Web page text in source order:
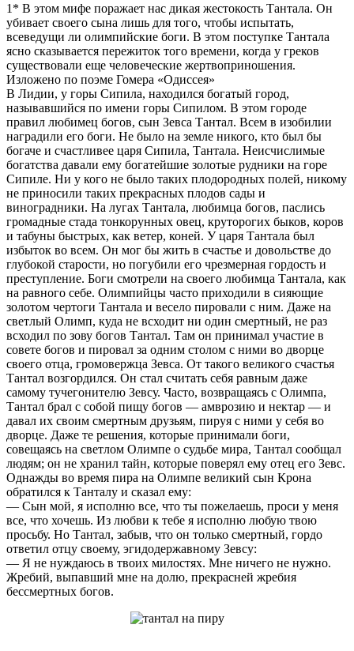
1* В этом мифе поражает нас дикая жестокость Тантала. Он
убивает своего сына лишь для того, чтобы испытать,
всеведущи ли олимпийские боги. В этом поступке Тантала
ясно сказывается пережиток того времени, когда у греков
существовали еще человеческие жертвоприношения.
Изложено по поэме Гомера «Одиссея»
В Лидии, у горы Сипила, находился богатый город,
называвшийся по имени горы Сипилом. В этом городе
правил любимец богов, сын Зевса Тантал. Всем в изобилии
наградили его боги. Не было на земле никого, кто был бы
богаче и счастливее царя Сипила, Тантала. Неисчислимые
богатства давали ему богатейшие золотые рудники на горе
Сипиле. Ни у кого не было таких плодородных полей, никому
не приносили таких прекрасных плодов сады и
виноградники. На лугах Тантала, любимца богов, паслись
громадные стада тонкорунных овец, круторогих быков, коров
и табуны быстрых, как ветер, коней. У царя Тантала был
избыток во всем. Он мог бы жить в счастье и довольстве до
глубокой старости, но погубили его чрезмерная гордость и
преступление. Боги смотрели на своего любимца Тантала, как
на равного себе. Олимпийцы часто приходили в сияющие
золотом чертоги Тантала и весело пировали с ним. Даже на
светлый Олимп, куда не всходит ни один смертный, не раз
всходил по зову богов Тантал. Там он принимал участие в
совете богов и пировал за одним столом с ними во дворце
своего отца, громовержца Зевса. От такого великого счастья
Тантал возгордился. Он стал считать себя равным даже
самому тучегонителю Зевсу. Часто, возвращаясь с Олимпа,
Тантал брал с собой пищу богов — амврозию и нектар — и
давал их своим смертным друзьям, пируя с ними у себя во
дворце. Даже те решения, которые принимали боги,
совещаясь на светлом Олимпе о судьбе мира, Тантал сообщал
людям; он не хранил тайн, которые поверял ему отец его Зевс.
Однажды во время пира на Олимпе великий сын Крона
обратился к Танталу и сказал ему:
— Сын мой, я исполню все, что ты пожелаешь, проси у меня
все, что хочешь. Из любви к тебе я исполню любую твою
просьбу. Но Тантал, забыв, что он только смертный, гордо
ответил отцу своему, эгидодержавному Зевсу:
— Я не нуждаюсь в твоих милостях. Мне ничего не нужно.
Жребий, выпавший мне на долю, прекрасней жребия
бессмертных богов.